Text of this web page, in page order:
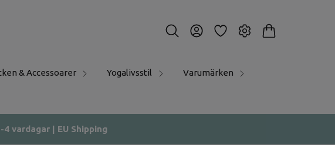
& Accessoarer Yogalivsstil Varumärken
vardagar | EU Shipping